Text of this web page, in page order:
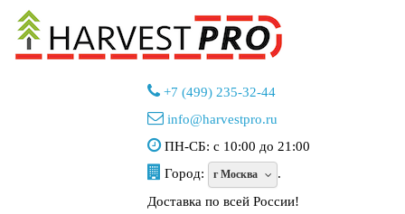
+7 (499) 235-32-44
info@harvestpro.ru
ПН-СБ: с 10:00 до 21:00
Город:
г Москва
.
Доставка по всей России!